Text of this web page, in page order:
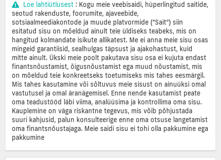
Loe lahtiütlusest : Kogu meie veebisaidi, hüperlingitud saitide,
seotud rakenduste, foorumite, ajaveebide,
sotsiaalmeediakontode ja muude platvormide ("Sait") siin
esitatud sisu on mõeldud ainult teie üldiseks teabeks, mis on
hangitud kolmandate isikute allikatest. Me ei anna meie sisu osas
mingeid garantiisid, sealhulgas täpsust ja ajakohastust, kuid
mitte ainult. Ükski meie poolt pakutava sisu osa ei kujuta endast
finantsnõustamist, õigusnõustamist ega muud nõustamist, mis
on mõeldud teie konkreetseks toetumiseks mis tahes eesmärgil.
Mis tahes kasutamine või sõltuvus meie sisust on ainuüksi omal
vastutusel ja omal äranägemisel. Enne nende kasutamist peate
oma teadustööd läbi viima, analüüsima ja kontrollima oma sisu.
Kauplemine on väga riskantne tegevus, mis võib põhjustada
suuri kahjusid, palun konsulteerige enne oma otsuse langetamist
oma finantsnõustajaga. Meie saidi sisu ei tohi olla pakkumine ega
pakkumine